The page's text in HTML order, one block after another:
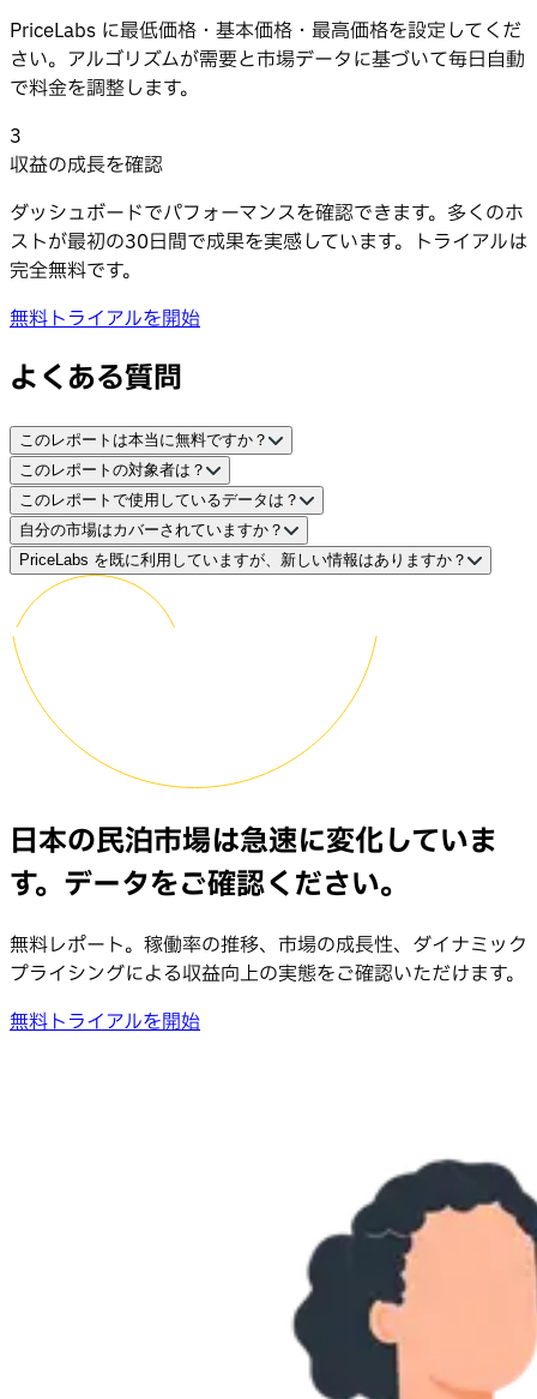
PriceLabs に最低価格・基本価格・最高価格を設定してくだ
さい。アルゴリズムが需要と市場データに基づいて毎日自動
で料金を調整します。
3
収益の成長を確認
ダッシュボードでパフォーマンスを確認できます。多くのホ
ストが最初の30日間で成果を実感しています。トライアルは
完全無料です。
無料トライアルを開始
よくある質問
このレポートは本当に無料ですか？
はい。課金なし、クレジットカードも不要です。メールアド
レスを入力するだけで、PDFをすぐにお届けします。
このレポートの対象者は？
物件管理会社、個人の民泊ホスト、不動産投資家、そして日
本市場で運営中もしくは参入を検討しているホスピタリティ
業界の専門家が対象です。東京、大阪、京都、福岡、札幌、
沖縄、ニセコに物件をお持ちの方に特に有用な内容となって
います。
このレポートで使用しているデータは？
すべての分析は、日本の主要な民泊プラットフォームをカバ
ーする PriceLabs 独自のトランザクションレベルのデータセ
ットに基づいています。データ期間は2020年4月から2026
年4月までで、検証済みの稼働率、ADR、予約リードタイ
ム、滞在日数、ダイナミックプライシングの導入データが含
まれます。アンケートデータやモデル推計は使用していませ
ん。
自分の市場はカバーされていますか？
本レポートには日本全体のデータに加え、7つの主要市場の
詳細分析セクションが含まれています。対象エリアは東京、
大阪、京都、福岡、札幌、沖縄・那覇、ニセコ・倶知安で
す。その他の都市レベルの定量分析は、今後のエディション
で公開予定です。
PriceLabs を既に利用していますが、新しい情報はありますか？
はい。本レポートには2026〜27年の先行指標データと、
PriceLabs の標準ダッシュボードでは確認できない初期ADR
シグナルが含まれています。また、日本の民泊市場全体に対
する物件パフォーマンスの比較指標としてもご活用いただけ
ます。
日本の民泊市場は急速に変化していま
す。データをご確認ください。
無料レポート。稼働率の推移、市場の成長性、ダイナミック
プライシングによる収益向上の実態をご確認いただけます。
無料トライアルを開始